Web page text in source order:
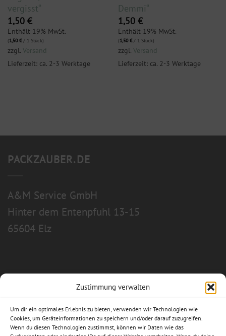
Zustimmung verwalten
Um dir ein optimales Erlebnis zu bieten, verwenden wir Technologien wie
Cookies, um Geräteinformationen zu speichern und/oder darauf zuzugreifen.
Wenn du diesen Technologien zustimmst, können wir Daten wie das
vergisst“
1,50 €
Enthält 19% MwSt.
(1,50€/ 1 Stück)
zzgl. Versand
Lieferzeit: ca. 2-3 Werktage
Demmi“
1,50 €
Enthält 19% MwSt.
(1,50€/ 1 Stück)
zzgl. Versand
Lieferzeit: ca. 2-3 Werktage
PACKZAUBER.DE
A&M Service GmbH
Hinter dem Entenpfuhl 13-15
65604 Elz
Allgemeine Geschäftsbedingungen
Impressum